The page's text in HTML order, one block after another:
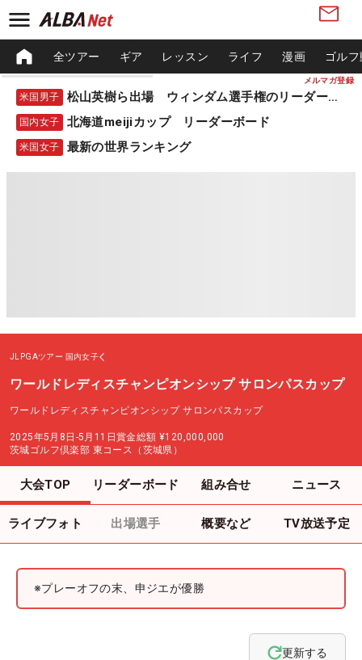
メルマガ登録
全ツアー ギア レッスン ライフ 漫画 ゴル
米国男子 松山英樹ら出場 ウィンダム選手権のリーダーボード
国内女子 北海道meijiカップ リーダーボード
米国女子 最新の世界ランキング
JLPGAツアー 国内女子
ワールドレディスチャンピオンシップ サロンパスカップ
ワールドレディスチャンピオンシップ サロンパスカップ
2025年5月8日-5月11日賞金総額 ¥120,000,000
茨城ゴルフ倶楽部 東コース（茨城県）
大会TOP リーダーボード 組み合せ ニュース
ライブフォト 出場選手 概要など TV放送予定
※プレーオフの末、申ジエが優勝
更新する